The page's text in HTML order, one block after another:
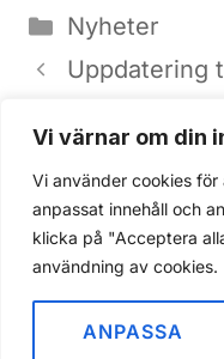
Vi värnar om din
Vi använder cookies
anpassat innehåll och
klicka på "Acceptera
användning av cookies.
ANPASSA
Kategorier
Nyheter
Uppdatering
App Store
per dag